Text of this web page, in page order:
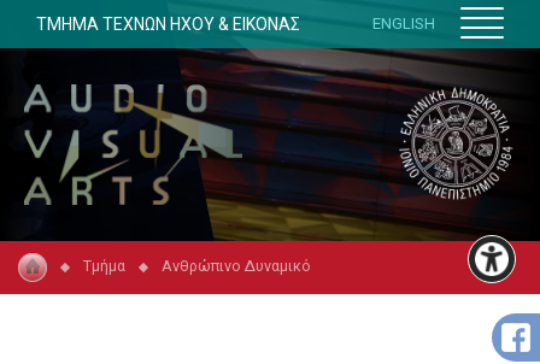
ΤΜΗΜΑ ΤΕΧΝΩΝ ΗΧΟΥ & ΕΙΚΟΝΑΣ ENGLISH
Τμήμα Ανθρώπινο Δυναμικό